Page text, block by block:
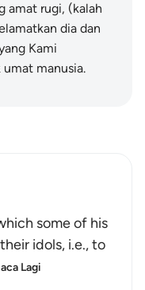
some of his
idols, i.e., to
Lagi
amat rugi, (kalah
dia dan
Kami
umat manusia.